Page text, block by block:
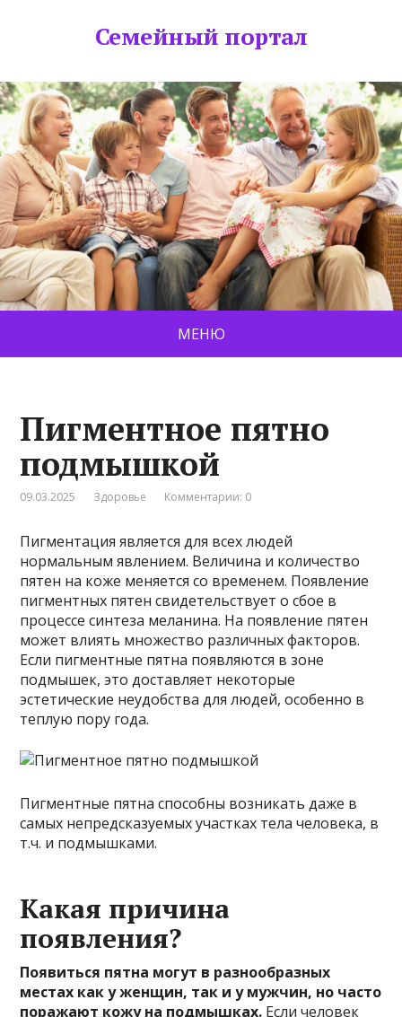
Семейный портал
МЕНЮ
Пигментное пятно
подмышкой
09.03.2025 Здоровье Комментарии: 0
Пигментация является для всех людей
нормальным явлением. Величина и количество
пятен на коже меняется со временем. Появление
пигментных пятен свидетельствует о сбое в
процессе синтеза меланина. На появление пятен
может влиять множество различных факторов.
Если пигментные пятна появляются в зоне
подмышек, это доставляет некоторые
эстетические неудобства для людей, особенно в
теплую пору года.
Пигментные пятна способны возникать даже в
самых непредсказуемых участках тела человека, в
т.ч. и подмышками.
Какая причина
появления?
Появиться пятна могут в разнообразных
местах как у женщин, так и у мужчин, но часто
поражают кожу на подмышках. Если человек